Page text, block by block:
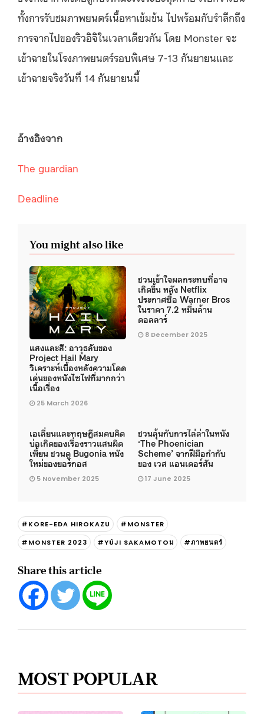
ทั้งการรับชมภาพยนตร์เนื้อหาเข้มข้น ไปพร้อมกับรำลึกถึง
การจากไปของริวอิจิในเวลาเดียวกัน โดย Monster จะ
เข้าฉายในโรงภาพยนตร์รอบพิเศษ 7-13 กันยายนและ
เข้าฉายจริงวันที่ 14 กันยายนนี้
อ้างอิงจาก
The guardian
Deadline
You might also like
แสงและสี: อาวุธลับของ
Project Hail Mary
วิเคราะห์เบื้องหลังความโดด
เด่นของหนังไซไฟที่มากกว่า
เนื้อเรื่อง
25 March 2026
ชวนเข้าใจผลกระทบที่อาจ
เกิดขึ้น หลัง Netflix
ประกาศซื้อ Warner Bros
ในราคา 7.2 หมื่นล้าน
ดอลลาร์
8 December 2025
เอเลี่ยนและทฤษฎีสมคบคิด
บ่อเกิดของเรื่องราวแสนผิด
เพี้ยน ชวนดู Bugonia หนัง
ใหม่ของยอร์กอส
5 November 2025
ชวนลุ้นกับการไล่ล่าในหนัง
‘The Phoenician
Scheme’ จากฝีมือกำกับ
ของ เวส แอนเดอร์สัน
17 June 2025
#KORE-EDA HIROKAZU
#MONSTER
#MONSTER 2023
#YÛJI SAKAMOTOม #ภาพยนตร์
Share this article
MOST POPULAR